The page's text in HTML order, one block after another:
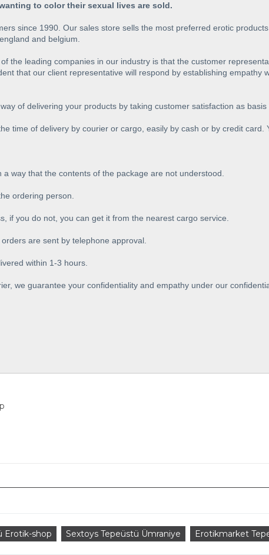
to color their sexual lives are sold.
since 1990. Our sales store sells the most preferred erotic
and belgium.
the leading companies in our industry is that the customer
that our client representative will respond by establishing empathy
of delivering your products by taking customer satisfaction as
time of delivery by courier or cargo, easily by cash or by credit card.
way that the contents of the package are not understood.
ordering person.
if you do not, you can get it from the nearest cargo service.
are sent by telephone approval.
within 1-3 hours.
we guarantee your confidentiality and empathy under our
Erotik-shop Sextoys Tepeüstü Ümraniye Erotikmarket